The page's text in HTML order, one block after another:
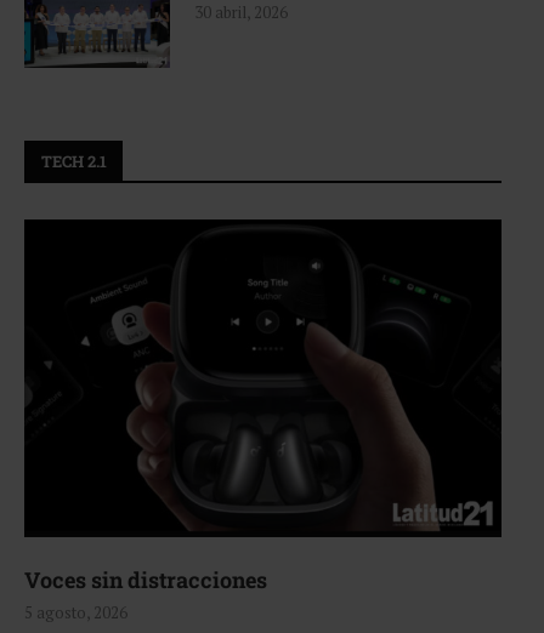
30 abril, 2026
TECH 2.1
Voces sin distracciones
5 agosto, 2026